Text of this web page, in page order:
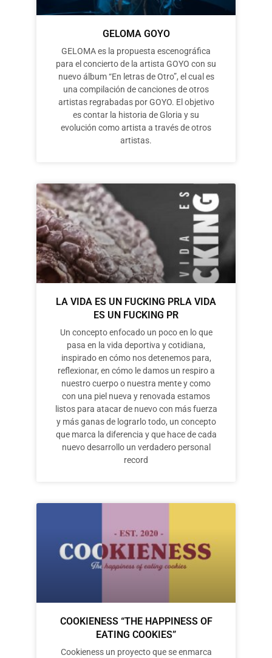
GELOMA GOYO
GELOMA es la propuesta escenográfica
para el concierto de la artista GOYO con su
nuevo álbum “En letras de Otro”, el cual es
una compilación de canciones de otros
artistas regrabadas por GOYO. El objetivo
es contar la historia de Gloria y su
evolución como artista a través de otros
artistas.
LA VIDA ES UN FUCKING PRLA VIDA
ES UN FUCKING PR
Un concepto enfocado un poco en lo que
pasa en la vida deportiva y cotidiana,
inspirado en cómo nos detenemos para,
reflexionar, en cómo le damos un respiro a
nuestro cuerpo o nuestra mente y como
con una piel nueva y renovada estamos
listos para atacar de nuevo con más fuerza
y más ganas de lograrlo todo, un concepto
que marca la diferencia y que hace de cada
nuevo desarrollo un verdadero personal
record
COOKIENESS “THE HAPPINESS OF
EATING COOKIES”
Cookieness un proyecto que se enmarca